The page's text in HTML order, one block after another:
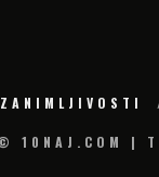
ZANIMLJIVOSTI
|